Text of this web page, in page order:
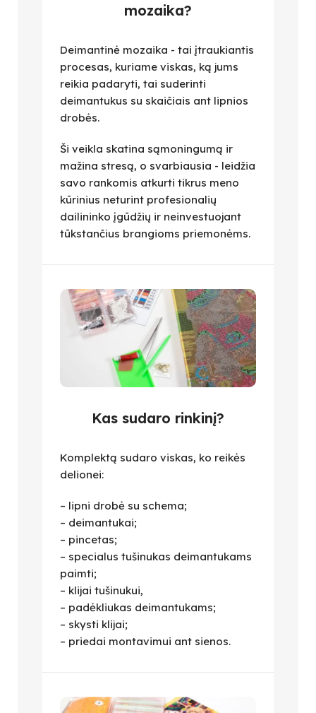
mozaika?
Deimantinė mozaika - tai įtraukiantis
procesas, kuriame viskas, ką jums
reikia padaryti, tai suderinti
deimantukus su skaičiais ant lipnios
drobės.
Ši veikla skatina sąmoningumą ir
mažina stresą, o svarbiausia - leidžia
savo rankomis atkurti tikrus meno
kūrinius neturint profesionalių
dailininko įgūdžių ir neinvestuojant
tūkstančius brangioms priemonėms.
Kas sudaro rinkinį?
Komplektą sudaro viskas, ko reikės
delionei:
– lipni drobė su schema;
– deimantukai;
– pincetas;
– specialus tušinukas deimantukams
paimti;
– klijai tušinukui,
– padėkliukas deimantukams;
– skysti klijai;
– priedai montavimui ant sienos.